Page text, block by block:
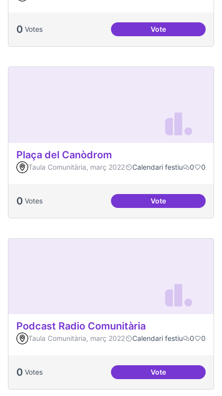
0 Votes VoteDia Mundial de la
Plaça del Canòdrom
Taula Comunitària, març 2022 Calendari festiu 0 0
0 Votes VotePlaça del
Podcast Radio Comunitària
Taula Comunitària, març 2022 Calendari festiu 0 0
0 Votes VotePodcast Radio